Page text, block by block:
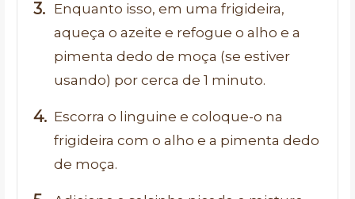
Enquanto isso, em uma frigideira,
aqueça o azeite e refogue o alho e a
pimenta dedo de moça (se estiver
usando) por cerca de 1 minuto.
Escorra o linguine e coloque-o na
frigideira com o alho e a pimenta dedo
de moça.